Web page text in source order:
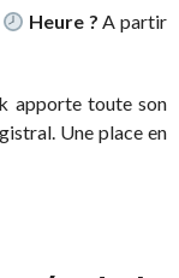
Heure ? A partir
apporte toute son
Une place en